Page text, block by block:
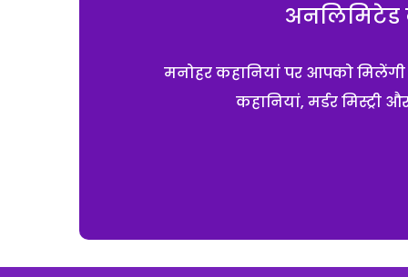
अनलिमिटेड
मनोहर कहानियां पर आपको
कहानियां, मर्डर